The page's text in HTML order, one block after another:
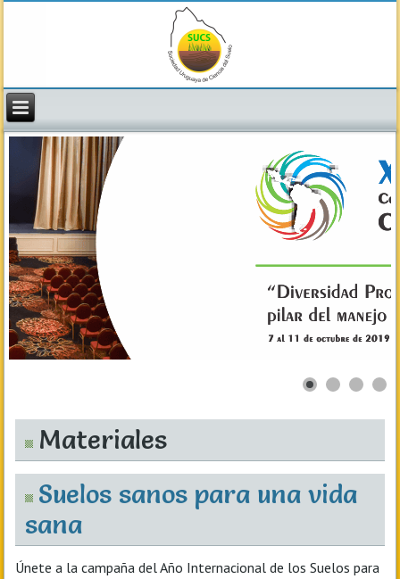
Materiales
Suelos sanos para una vida
sana
Únete a la campaña del Año Internacional de los Suelos para